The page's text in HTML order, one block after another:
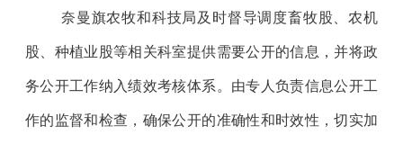
奈曼旗农牧和科技局及时督导调度畜牧股、农机
股、种植业股等相关科室提供需要公开的信息，并将政
务公开工作纳入绩效考核体系 。由专人负责信息公开工
作的监督和检查，确保公开的准确性和时效性，切实加